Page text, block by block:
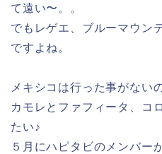
て遠い〜。。
でもレゲエ、ブルーマウン
ですよね。
メキシコは行った事がない
カモレとファフィータ、コ
たい♪
５月にハピタビのメンバー